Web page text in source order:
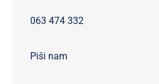
063 474 332
Piši nam